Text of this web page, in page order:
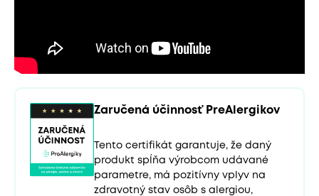
Zaručená účinnosť PreAlergikov
Tento certifikát garantuje, že daný
produkt spĺňa výrobcom udávané
parametre, má pozitívny vplyv na
zdravotný stav osôb s alergiou,